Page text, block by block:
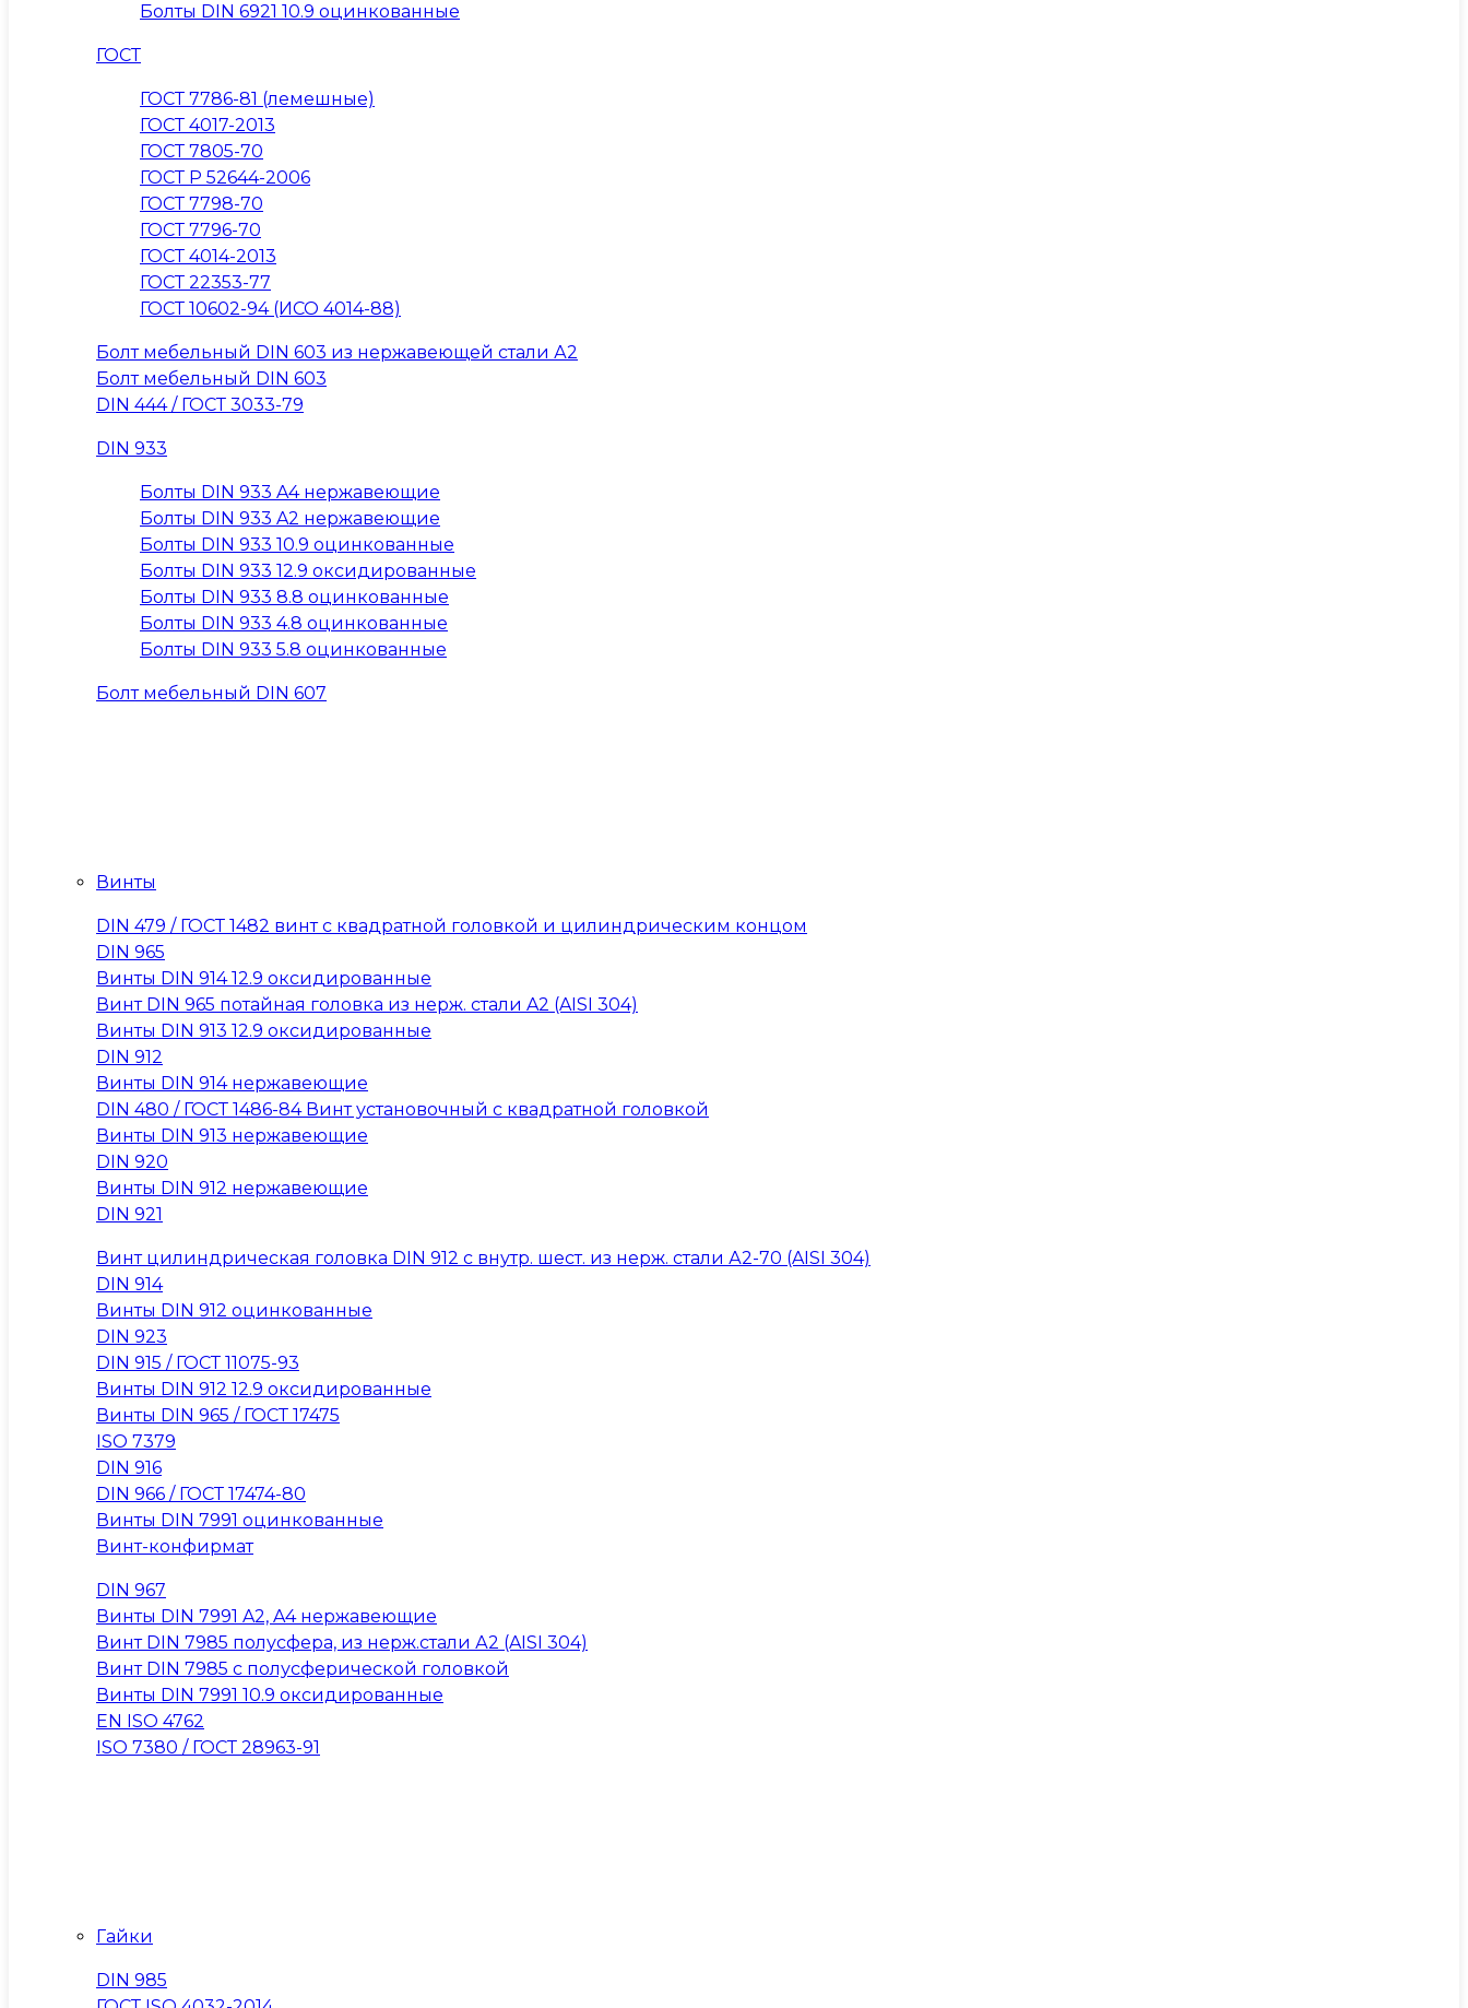
Болты DIN 6921 10.9 оцинкованные
ГОСТ
ГОСТ 7786-81 (лемешные)
ГОСТ 4017-2013
ГОСТ 7805-70
ГОСТ Р 52644-2006
ГОСТ 7798-70
ГОСТ 7796-70
ГОСТ 4014-2013
ГОСТ 22353-77
ГОСТ 10602-94 (ИСО 4014-88)
Болт мебельный DIN 603 из нержавеющей стали А2
Болт мебельный DIN 603
DIN 444 / ГОСТ 3033-79
DIN 933
Болты DIN 933 A4 нержавеющие
Болты DIN 933 A2 нержавеющие
Болты DIN 933 10.9 оцинкованные
Болты DIN 933 12.9 оксидированные
Болты DIN 933 8.8 оцинкованные
Болты DIN 933 4.8 оцинкованные
Болты DIN 933 5.8 оцинкованные
Болт мебельный DIN 607
Винты
DIN 479 / ГОСТ 1482 винт с квадратной головкой и цилиндрическим концом
DIN 965
Винты DIN 914 12.9 оксидированные
Винт DIN 965 потайная головка из нерж. стали A2 (AISI 304)
Винты DIN 913 12.9 оксидированные
DIN 912
Винты DIN 914 нержавеющие
DIN 480 / ГОСТ 1486-84 Винт установочный с квадратной головкой
Винты DIN 913 нержавеющие
DIN 920
Винты DIN 912 нержавеющие
DIN 921
Винт цилиндрическая головка DIN 912 с внутр. шест. из нерж. стали А2-70 (AISI 304)
DIN 914
Винты DIN 912 оцинкованные
DIN 923
DIN 915 / ГОСТ 11075-93
Винты DIN 912 12.9 оксидированные
Винты DIN 965 / ГОСТ 17475
ISO 7379
DIN 916
DIN 966 / ГОСТ 17474-80
Винты DIN 7991 оцинкованные
Винт-конфирмат
DIN 967
Винты DIN 7991 A2, A4 нержавеющие
Винт DIN 7985 полусфера, из нерж.стали А2 (AISI 304)
Винт DIN 7985 с полусферической головкой
Винты DIN 7991 10.9 оксидированные
EN ISO 4762
ISO 7380 / ГОСТ 28963-91
Гайки
DIN 985